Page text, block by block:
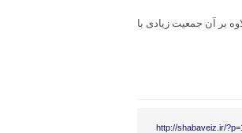
بر آن جمعیت زیادی با
http://shabaveiz.ir/